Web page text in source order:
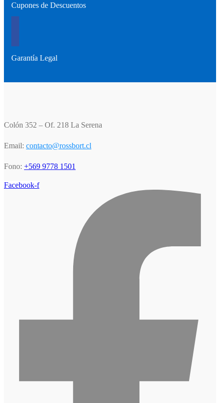
Cupones de Descuentos
Garantía Legal
Colón 352 – Of. 218 La Serena
Email: contacto@rossbort.cl
Fono: +569 9778 1501
Facebook-f